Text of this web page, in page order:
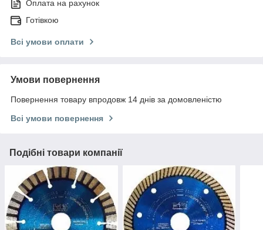
Оплата на рахунок
Готівкою
Всі умови оплати
Умови повернення
Повернення товару впродовж 14 днів за домовленістю
Всі умови повернення
Подібні товари компанії